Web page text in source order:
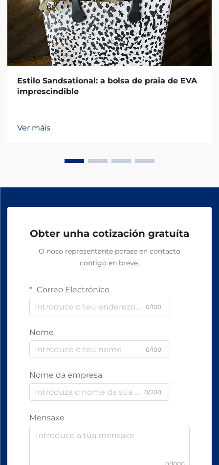
Estilo Sandsational: a bolsa de praia de EVA
imprescindible
Ver máis
Obter unha cotización gratuíta
O noso representante porase en contacto
contigo en breve.
Correo Electrónico
0/100
Nome
0/100
Nome da empresa
0/200
Mensaxe